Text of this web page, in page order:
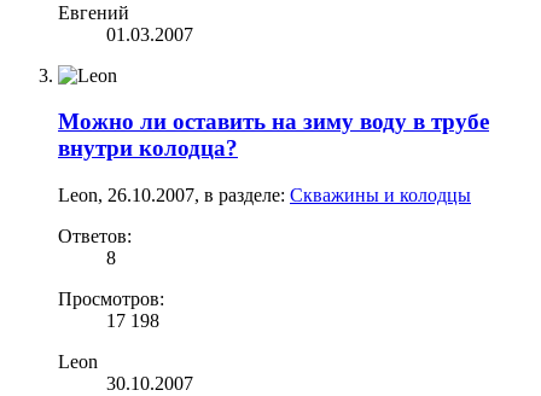
Евгений
01.03.2007
Можно ли оставить на зиму воду в трубе
внутри колодца?
Leon, 26.10.2007, в разделе: Скважины и колодцы
Ответов:
8
Просмотров:
17 198
Leon
30.10.2007